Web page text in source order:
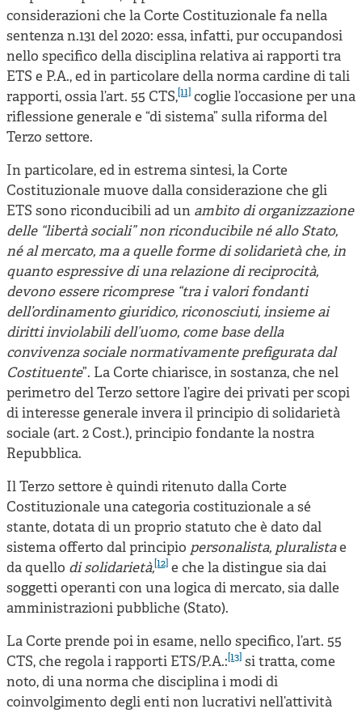
considerazioni che la Corte Costituzionale fa nella
sentenza n.131 del 2020: essa, infatti, pur occupandosi
nello specifico della disciplina relativa ai rapporti tra
ETS e P.A., ed in particolare della norma cardine di tali
rapporti, ossia l’art. 55 CTS,[11] coglie l’occasione per una
riflessione generale e “di sistema” sulla riforma del
Terzo settore.
In particolare, ed in estrema sintesi, la Corte
Costituzionale muove dalla considerazione che gli
ETS sono riconducibili ad un ambito di organizzazione
delle “libertà sociali” non riconducibile né allo Stato,
né al mercato, ma a quelle forme di solidarietà che, in
quanto espressive di una relazione di reciprocità,
devono essere ricomprese “tra i valori fondanti
dell’ordinamento giuridico, riconosciuti, insieme ai
diritti inviolabili dell’uomo, come base della
convivenza sociale normativamente prefigurata dal
Costituente”. La Corte chiarisce, in sostanza, che nel
perimetro del Terzo settore l’agire dei privati per scopi
di interesse generale invera il principio di solidarietà
sociale (art. 2 Cost.), principio fondante la nostra
Repubblica.
Il Terzo settore è quindi ritenuto dalla Corte
Costituzionale una categoria costituzionale a sé
stante, dotata di un proprio statuto che è dato dal
sistema offerto dal principio personalista, pluralistae
da quello di solidarietà,[12] e che la distingue sia dai
soggetti operanti con una logica di mercato, sia dalle
amministrazioni pubbliche (Stato).
La Corte prende poi in esame, nello specifico, l’art. 55
CTS, che regola i rapporti ETS/P.A.:[13] si tratta, come
noto, di una norma che disciplina i modi di
coinvolgimento degli enti non lucrativi nell’attività